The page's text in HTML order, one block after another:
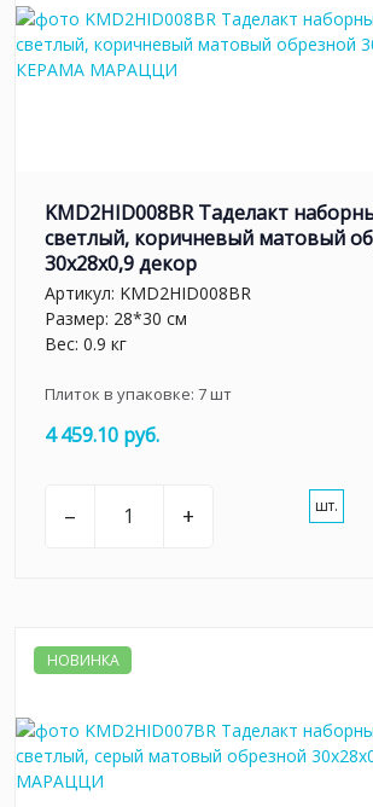
KMD2HID008BR Таделакт
светлый, коричневый матовый
30x28x0,9 декор
Артикул: KMD2HID008BR
Размер: 28*30 см
Вес: 0.9 кг
Плиток в упаковке: 7шт
4 459.10 руб.
– + шт.
НОВИНКА